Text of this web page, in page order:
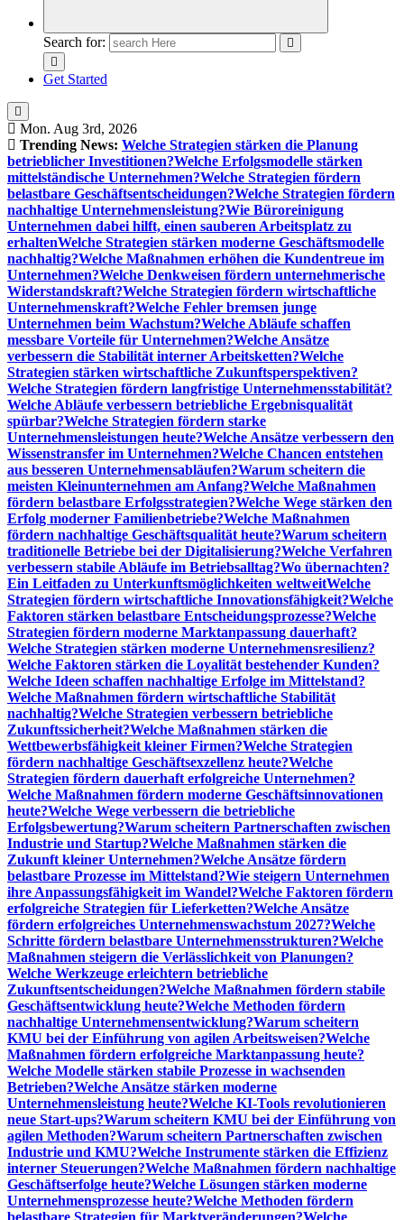
Search for:
Get Started
Mon. Aug 3rd, 2026
Trending News: Welche Strategien stärken die Planung
betrieblicher Investitionen?Welche Erfolgsmodelle stärken
mittelständische Unternehmen?Welche Strategien fördern
belastbare Geschäftsentscheidungen?Welche Strategien fördern
nachhaltige Unternehmensleistung?Wie Büroreinigung
Unternehmen dabei hilft, einen sauberen Arbeitsplatz zu
erhaltenWelche Strategien stärken moderne Geschäftsmodelle
nachhaltig?Welche Maßnahmen erhöhen die Kundentreue im
Unternehmen?Welche Denkweisen fördern unternehmerische
Widerstandskraft?Welche Strategien fördern wirtschaftliche
Unternehmenskraft?Welche Fehler bremsen junge
Unternehmen beim Wachstum?Welche Abläufe schaffen
messbare Vorteile für Unternehmen?Welche Ansätze
verbessern die Stabilität interner Arbeitsketten?Welche
Strategien stärken wirtschaftliche Zukunftsperspektiven?
Welche Strategien fördern langfristige Unternehmensstabilität?
Welche Abläufe verbessern betriebliche Ergebnisqualität
spürbar?Welche Strategien fördern starke
Unternehmensleistungen heute?Welche Ansätze verbessern den
Wissenstransfer im Unternehmen?Welche Chancen entstehen
aus besseren Unternehmensabläufen?Warum scheitern die
meisten Kleinunternehmen am Anfang?Welche Maßnahmen
fördern belastbare Erfolgsstrategien?Welche Wege stärken den
Erfolg moderner Familienbetriebe?Welche Maßnahmen
fördern nachhaltige Geschäftsqualität heute?Warum scheitern
traditionelle Betriebe bei der Digitalisierung?Welche Verfahren
verbessern stabile Abläufe im Betriebsalltag?Wo übernachten?
Ein Leitfaden zu Unterkunftsmöglichkeiten weltweitWelche
Strategien fördern wirtschaftliche Innovationsfähigkeit?Welche
Faktoren stärken belastbare Entscheidungsprozesse?Welche
Strategien fördern moderne Marktanpassung dauerhaft?
Welche Strategien stärken moderne Unternehmensresilienz?
Welche Faktoren stärken die Loyalität bestehender Kunden?
Welche Ideen schaffen nachhaltige Erfolge im Mittelstand?
Welche Maßnahmen fördern wirtschaftliche Stabilität
nachhaltig?Welche Strategien verbessern betriebliche
Zukunftssicherheit?Welche Maßnahmen stärken die
Wettbewerbsfähigkeit kleiner Firmen?Welche Strategien
fördern nachhaltige Geschäftsexzellenz heute?Welche
Strategien fördern dauerhaft erfolgreiche Unternehmen?
Welche Maßnahmen fördern moderne Geschäftsinnovationen
heute?Welche Wege verbessern die betriebliche
Erfolgsbewertung?Warum scheitern Partnerschaften zwischen
Industrie und Startup?Welche Maßnahmen stärken die
Zukunft kleiner Unternehmen?Welche Ansätze fördern
belastbare Prozesse im Mittelstand?Wie steigern Unternehmen
ihre Anpassungsfähigkeit im Wandel?Welche Faktoren fördern
erfolgreiche Strategien für Lieferketten?Welche Ansätze
fördern erfolgreiches Unternehmenswachstum 2027?Welche
Schritte fördern belastbare Unternehmensstrukturen?Welche
Maßnahmen steigern die Verlässlichkeit von Planungen?
Welche Werkzeuge erleichtern betriebliche
Zukunftsentscheidungen?Welche Maßnahmen fördern stabile
Geschäftsentwicklung heute?Welche Methoden fördern
nachhaltige Unternehmensentwicklung?Warum scheitern
KMU bei der Einführung von agilen Arbeitsweisen?Welche
Maßnahmen fördern erfolgreiche Marktanpassung heute?
Welche Modelle stärken stabile Prozesse in wachsenden
Betrieben?Welche Ansätze stärken moderne
Unternehmensleistung heute?Welche KI-Tools revolutionieren
neue Start-ups?Warum scheitern KMU bei der Einführung von
agilen Methoden?Warum scheitern Partnerschaften zwischen
Industrie und KMU?Welche Instrumente stärken die Effizienz
interner Steuerungen?Welche Maßnahmen fördern nachhaltige
Geschäftserfolge heute?Welche Lösungen stärken moderne
Unternehmensprozesse heute?Welche Methoden fördern
belastbare Strategien für Marktveränderungen?Welche